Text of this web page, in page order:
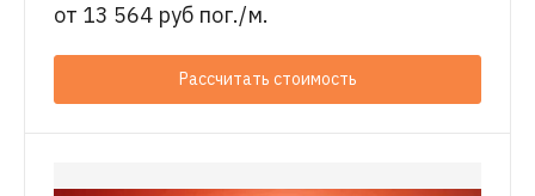
от 13 564 руб пог./м.
Рассчитать стоимость